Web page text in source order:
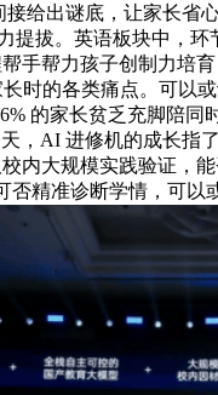
给出谜底，让家长
拔。英语板块中，
手帮力孩子创制力培
时的各类痛点。可
的家长贫乏充脚陪
AI 进修机的成长
内大规模实践验证
精准诊断学情，可